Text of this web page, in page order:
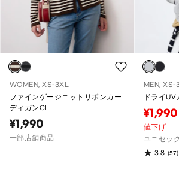
WOMEN, XS-3XL
ファインゲージニットリボンカー
ディガンCL
¥1,990
一部店舗商品
MEN, XS-
ドライ
¥1,990
値下げ
ユニセッ
3.8 (57)